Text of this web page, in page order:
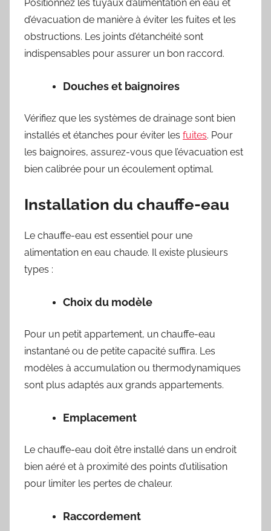
Positionnez les tuyaux d’alimentation en eau et
d’évacuation de manière à éviter les fuites et les
obstructions. Les joints d’étanchéité sont
indispensables pour assurer un bon raccord.
Douches et baignoires
Vérifiez que les systèmes de drainage sont bien
installés et étanches pour éviter les fuites. Pour
les baignoires, assurez-vous que l’évacuation est
bien calibrée pour un écoulement optimal.
Installation du chauffe-eau
Le chauffe-eau est essentiel pour une
alimentation en eau chaude. Il existe plusieurs
types :
Choix du modèle
Pour un petit appartement, un chauffe-eau
instantané ou de petite capacité suffira. Les
modèles à accumulation ou thermodynamiques
sont plus adaptés aux grands appartements.
Emplacement
Le chauffe-eau doit être installé dans un endroit
bien aéré et à proximité des points d’utilisation
pour limiter les pertes de chaleur.
Raccordement